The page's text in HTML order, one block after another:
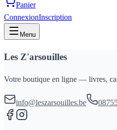
Panier
ConnexionInscription
Menu
Les Z'arsouilles
Votre boutique en ligne — livres,
info@leszarsouilles.be